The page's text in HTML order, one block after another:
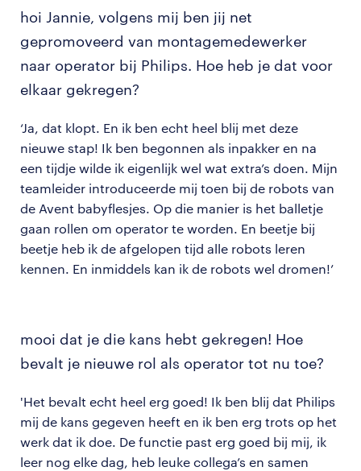
hoi Jannie, volgens mij ben jij net
gepromoveerd van montagemedewerker
naar operator bij Philips. Hoe heb je dat voor
elkaar gekregen?
‘Ja, dat klopt. En ik ben echt heel blij met deze
nieuwe stap! Ik ben begonnen als inpakker en na
een tijdje wilde ik eigenlijk wel wat extra’s doen. Mijn
teamleider introduceerde mij toen bij de robots van
de Avent babyflesjes. Op die manier is het balletje
gaan rollen om operator te worden. En beetje bij
beetje heb ik de afgelopen tijd alle robots leren
kennen. En inmiddels kan ik de robots wel dromen!’
mooi dat je die kans hebt gekregen! Hoe
bevalt je nieuwe rol als operator tot nu toe?
'Het bevalt echt heel erg goed! Ik ben blij dat Philips
mij de kans gegeven heeft en ik ben erg trots op het
werk dat ik doe. De functie past erg goed bij mij, ik
leer nog elke dag, heb leuke collega’s en samen